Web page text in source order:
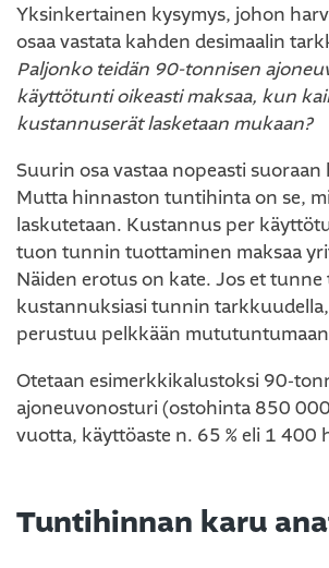
Yksinkertainen kysymys, johon
osaa vastata kahden desimaalin
Paljonko teidän 90-tonnisen
käyttötunti oikeasti maksaa, kun
kustannuserät lasketaan mukaan?
Suurin osa vastaa nopeasti
Mutta hinnaston tuntihinta on se,
laskutetaan. Kustannus per
tuon tunnin tuottaminen maksaa
Näiden erotus on kate. Jos et tunne
kustannuksiasi tunnin
perustuu pelkkään
Otetaan esimerkkikalustoksi 90-
ajoneuvonosturi (ostohinta 850
vuotta, käyttöaste n. 65 % eli 1 400
Tuntihinnan karu